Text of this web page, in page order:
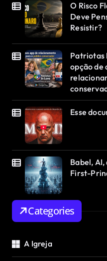
O Risco
Deve
Resistir?
Patriotas
opção de
Esse
Babel,
First-
Categories
A Igreja